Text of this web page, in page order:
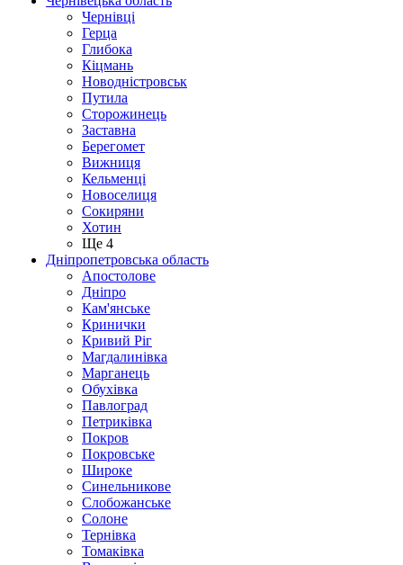
Чернівці
Герца
Глибока
Кіцмань
Новодністровськ
Путила
Сторожинець
Заставна
Берегомет
Вижниця
Кельменці
Новоселиця
Сокиряни
Хотин
Ще 4
Дніпропетровська область
Апостолове
Дніпро
Кам'янське
Кринички
Кривий Ріг
Магдалинівка
Марганець
Обухівка
Павлоград
Петриківка
Покров
Покровське
Широке
Синельникове
Слобожанське
Солоне
Тернівка
Томаківка